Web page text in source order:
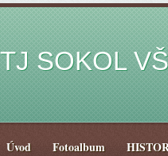
TJ SOKOL
Úvod Fotoalbum